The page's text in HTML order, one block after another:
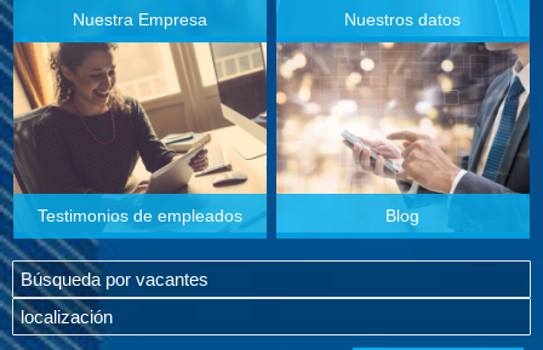
Nuestra Empresa Nuestros datos
Testimonios de empleados Blog